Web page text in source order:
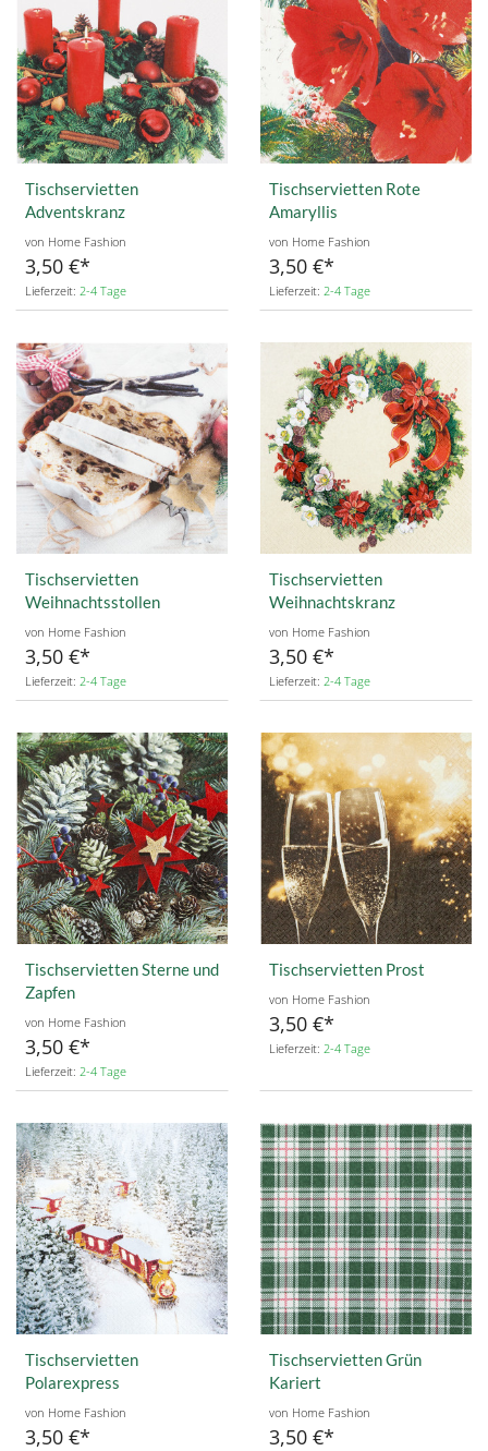
Tischservietten
Adventskranz
von Home Fashion
3,50 €
Lieferzeit: 2-4 Tage
Tischservietten Rote
Amaryllis
von Home Fashion
3,50 €
Lieferzeit: 2-4 Tage
Tischservietten
Weihnachtsstollen
von Home Fashion
3,50 €
Lieferzeit: 2-4 Tage
Tischservietten
Weihnachtskranz
von Home Fashion
3,50 €
Lieferzeit: 2-4 Tage
Tischservietten Sterne und
Zapfen
von Home Fashion
3,50 €
Lieferzeit: 2-4 Tage
Tischservietten Prost
von Home Fashion
3,50 €
Lieferzeit: 2-4 Tage
Tischservietten
Polarexpress
von Home Fashion
3,50 €
Tischservietten Grün
Kariert
von Home Fashion
3,50 €